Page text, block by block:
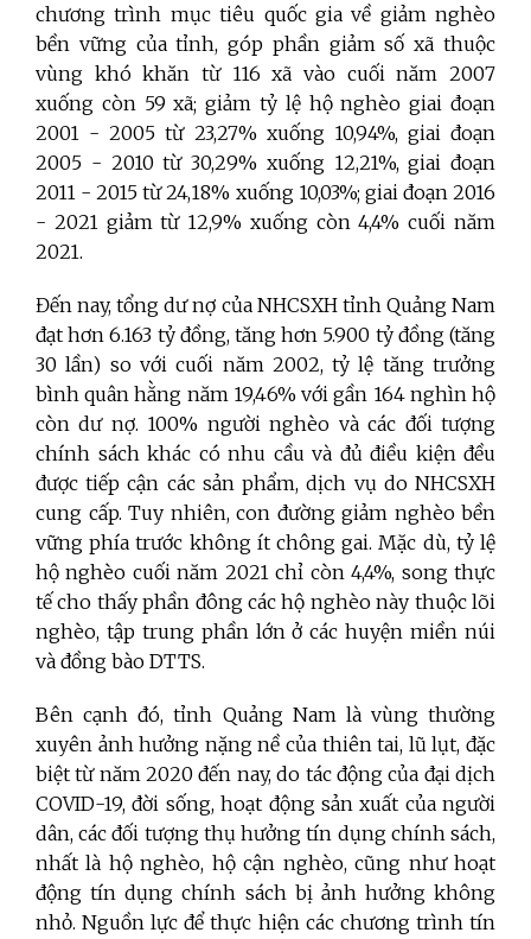
chương trình mục tiêu quốc gia về giảm nghèo
bền vững của tỉnh, góp phần giảm số xã thuộc
vùng khó khăn từ 116 xã vào cuối năm 2007
xuống còn 59 xã; giảm tỷ lệ hộ nghèo giai đoạn
2001 - 2005 từ 23,27% xuống 10,94%, giai đoạn
2005 - 2010 từ 30,29% xuống 12,21%, giai đoạn
2011 - 2015 từ 24,18% xuống 10,03%; giai đoạn 2016
- 2021 giảm từ 12,9% xuống còn 4,4% cuối năm
2021.
Đến nay, tổng dư nợ của NHCSXH tỉnh Quảng Nam
đạt hơn 6.163 tỷ đồng, tăng hơn 5.900 tỷ đồng (tăng
30 lần) so với cuối năm 2002, tỷ lệ tăng trưởng
bình quân hằng năm 19,46% với gần 164 nghìn hộ
còn dư nợ. 100% người nghèo và các đối tượng
chính sách khác có nhu cầu và đủ điều kiện đều
được tiếp cận các sản phẩm, dịch vụ do NHCSXH
cung cấp. Tuy nhiên, con đường giảm nghèo bền
vững phía trước không ít chông gai. Mặc dù, tỷ lệ
hộ nghèo cuối năm 2021 chỉ còn 4,4%, song thực
tế cho thấy phần đông các hộ nghèo này thuộc lõi
nghèo, tập trung phần lớn ở các huyện miền núi
và đồng bào DTTS.
Bên cạnh đó, tỉnh Quảng Nam là vùng thường
xuyên ảnh hưởng nặng nề của thiên tai, lũ lụt, đặc
biệt từ năm 2020 đến nay, do tác động của đại dịch
COVID-19, đời sống, hoạt động sản xuất của người
dân, các đối tượng thụ hưởng tín dụng chính sách,
nhất là hộ nghèo, hộ cận nghèo, cũng như hoạt
động tín dụng chính sách bị ảnh hưởng không
nhỏ. Nguồn lực để thực hiện các chương trình tín